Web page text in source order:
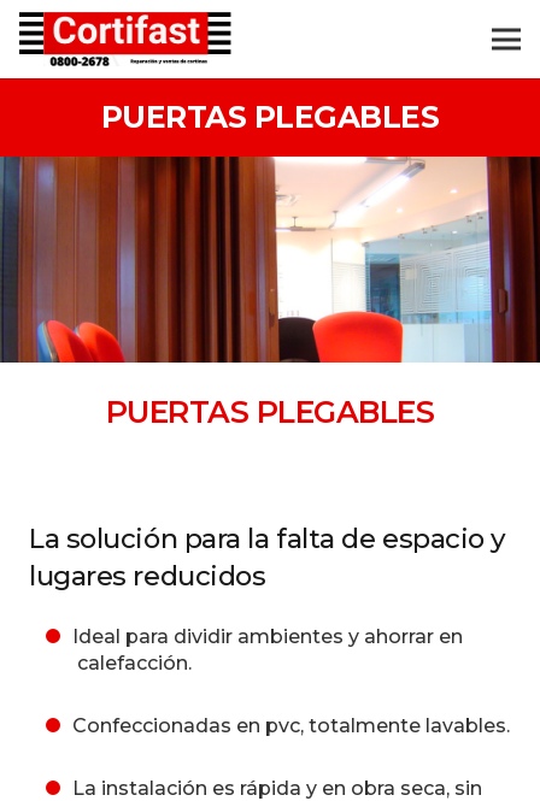
PUERTAS PLEGABLES
PUERTAS PLEGABLES
La solución para la falta de espacio y
lugares reducidos
Ideal para dividir ambientes y ahorrar en
calefacción.
Confeccionadas en pvc, totalmente lavables.
La instalación es rápida y en obra seca, sin